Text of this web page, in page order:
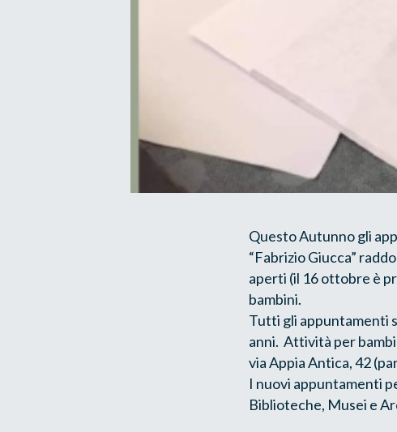
Questo Autunno gli
“Fabrizio Giucca”
aperti (il 16 ottobre è
bambini.
Tutti gli appuntamenti
anni. Attività per
via Appia Antica, 42
I nuovi appuntamenti
Biblioteche, Musei e